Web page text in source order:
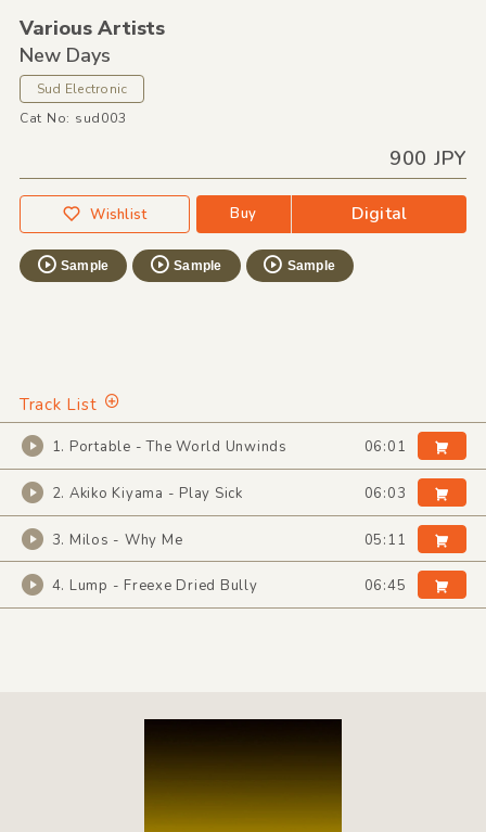
Various Artists
New Days
Sud Electronic
Cat No: sud003
900 JPY
Wishlist Buy Digital
Sample Sample Sample
Track List
1. Portable - The World Unwinds 06:01
2. Akiko Kiyama - Play Sick 06:03
3. Milos - Why Me 05:11
4. Lump - Freexe Dried Bully 06:45